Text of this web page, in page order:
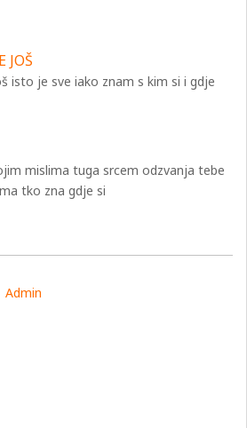
JOŠ
isto je sve iako znam s kim si i gdje
mislima tuga srcem odzvanja tebe
tko zna gdje si
Admin